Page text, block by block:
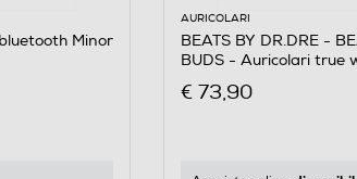
Minor
AURICOLARI
BEATS BY DR.DRE -
BUDS - Auricolari true
€ 73,90